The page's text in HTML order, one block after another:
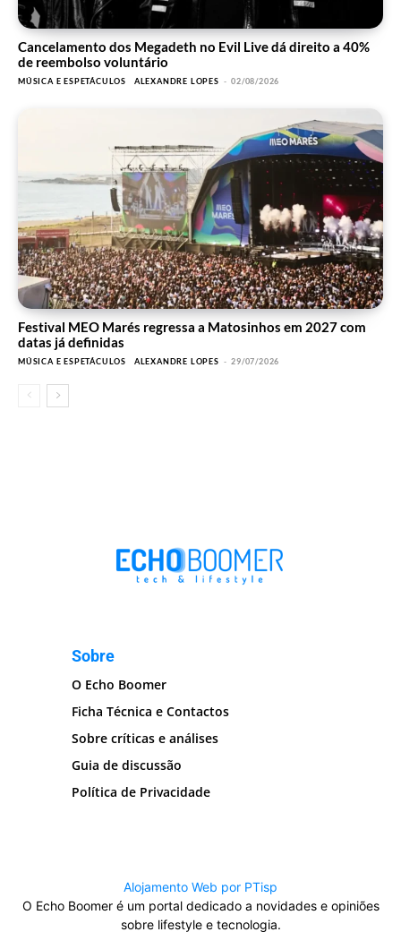
Cancelamento dos Megadeth no Evil Live dá direito a 40%
de reembolso voluntário
MÚSICA E ESPETÁCULOS ALEXANDRE LOPES - 02/08/2026
Festival MEO Marés regressa a Matosinhos em 2027 com
datas já definidas
MÚSICA E ESPETÁCULOS ALEXANDRE LOPES - 29/07/2026
Sobre
O Echo Boomer
Ficha Técnica e Contactos
Sobre críticas e análises
Guia de discussão
Política de Privacidade
Alojamento Web por PTisp
O Echo Boomer é um portal dedicado a novidades e opiniões
sobre lifestyle e tecnologia.